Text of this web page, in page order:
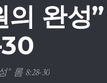
완성”
” 롬 8:28-30